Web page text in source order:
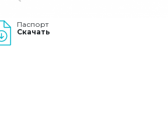
Паспорт
Скачать